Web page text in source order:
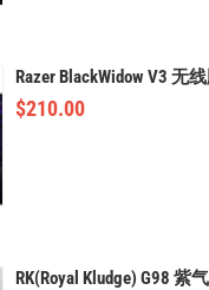
Razer BlackWidow V3 无
$210.00
RK(Royal Kludge) G98 紫